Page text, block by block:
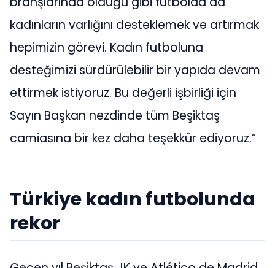
kadınların varlığını desteklemek ve artırmak
hepimizin görevi. Kadın futboluna
desteğimizi sürdürülebilir bir yapıda devam
ettirmek istiyoruz. Bu değerli işbirliği için
Sayın Başkan nezdinde tüm Beşiktaş
camiasına bir kez daha teşekkür ediyoruz.”
Türkiye kadın futbolunda
rekor